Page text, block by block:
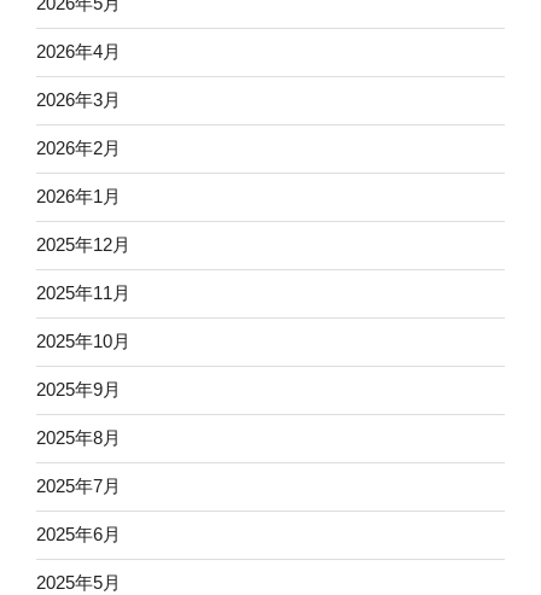
2026年4月
2026年3月
2026年2月
2026年1月
2025年12月
2025年11月
2025年10月
2025年9月
2025年8月
2025年7月
2025年6月
2025年5月